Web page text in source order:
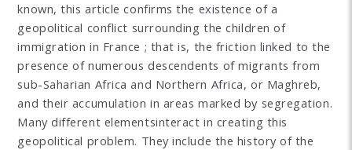
known, this article confirms the existence of a
geopolitical conflict surrounding the children of
immigration in France ; that is, the friction linked to the
presence of numerous descendents of migrants from
sub-Saharian Africa and Northern Africa, or Maghreb,
and their accumulation in areas marked by segregation.
Many different elementsinteract in creating this
geopolitical problem. They include the history of the